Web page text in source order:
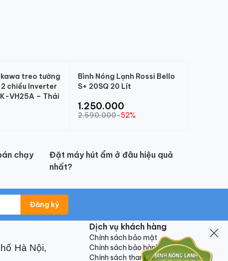
treo tường
chiều Inverter
VH25A – Thái
Bình Nóng Lạnh Rossi Bello
S+ 20SQ 20 Lít
1.250.000
2.590.000-52%
chạy
Đặt máy hút ẩm ở đâu hiệu quả
nhất?
Đăng ký
Hà Nội,
Dịch vụ khách hàng
Chính sách bảo mật
Chính sách bảo hành
Chính sách thanh toán